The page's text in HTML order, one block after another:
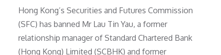
Hong Kong’s Securities and Futures Commission
(SFC) has banned Mr Lau Tin Yau, a former
relationship manager of Standard Chartered Bank
(Hong Kong) Limited (SCBHK) and former